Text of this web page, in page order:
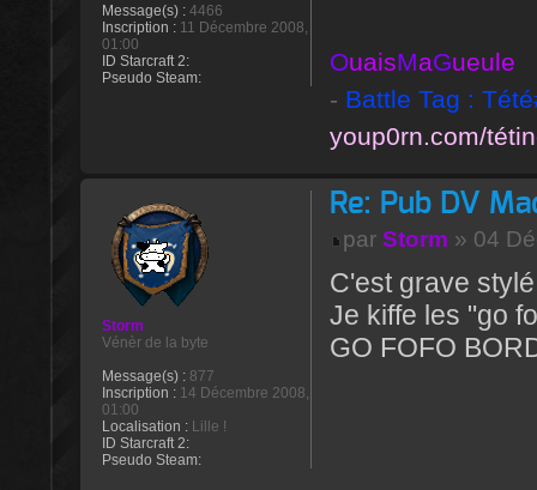
OuaisMaGueule
- Battle Tag :
youp0rn.com/
Message(s) : 4466
Inscription : 11 Décembre 2008,
01:00
ID Starcraft 2:
Pseudo Steam:
Re: Pub DV
parStorm » 04
C'est grave
Je kiffe les "go
GO FOFO
Storm
Vénèr de la byte
Message(s) : 877
Inscription : 14 Décembre 2008,
01:00
Localisation : Lille !
ID Starcraft 2:
Pseudo Steam: